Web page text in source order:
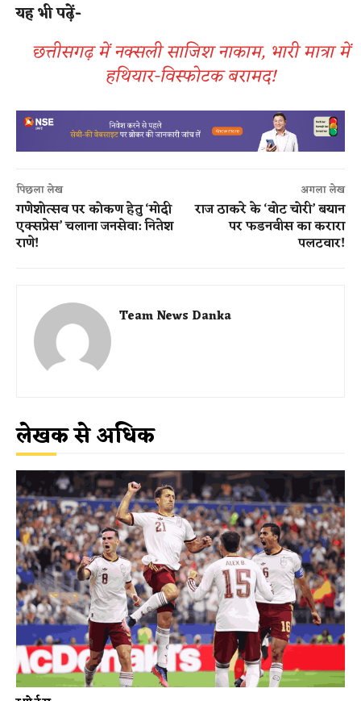
यह भी पढ़ें-
छत्तीसगढ़ में नक्सली साजिश नाकाम, भारी मात्रा में
हथियार-विस्फोटक बरामद!
पिछला लेख
गणेशोत्सव पर कोकण हेतु ‘मोदी
एक्सप्रेस’ चलाना जनसेवा: नितेश
राणे!
अगला लेख
राज ठाकरे के ‘वोट चोरी’ बयान
पर फडनवीस का करारा
पलटवार!
Team News Danka
लेखक से अधिक